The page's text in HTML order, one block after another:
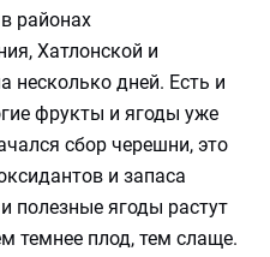
районах
Хатлонской и
несколько дней. Есть и
фрукты и ягоды уже
сбор черешни, это
и запаса
полезные ягоды растут
темнее плод, тем слаще.